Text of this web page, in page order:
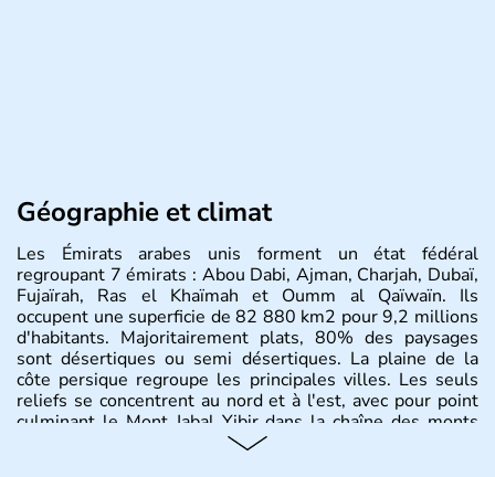
Géographie et climat
Les Émirats arabes unis forment un état fédéral
regroupant 7 émirats : Abou Dabi, Ajman, Charjah, Dubaï,
Fujaïrah, Ras el Khaïmah et Oumm al Qaïwaïn. Ils
occupent une superficie de 82 880 km2 pour 9,2 millions
d'habitants. Majoritairement plats, 80% des paysages
sont désertiques ou semi désertiques. La plaine de la
côte persique regroupe les principales villes. Les seuls
reliefs se concentrent au nord et à l'est, avec pour point
culminant le Mont Jabal Yibir dans la chaîne des monts